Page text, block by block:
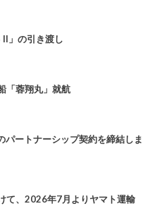
II」の引き渡し
「蓉翔丸」就航
パートナーシップ契約を締結しま
て、2026年7月よりヤマト運輸